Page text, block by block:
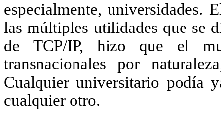
especialmente, universidades.
las múltiples utilidades que se
de TCP/IP, hizo que el
transnacionales por
Cualquier universitario podía
cualquier otro.